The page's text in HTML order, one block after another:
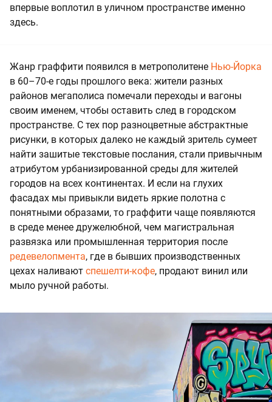
впервые воплотил в уличном пространстве именно
здесь.
Жанр граффити появился в метрополитене Нью-Йорка
в 60–70-е годы прошлого века: жители разных
районов мегаполиса помечали переходы и вагоны
своим именем, чтобы оставить след в городском
пространстве. С тех пор разноцветные абстрактные
рисунки, в которых далеко не каждый зритель сумеет
найти зашитые текстовые послания, стали привычным
атрибутом урбанизированной среды для жителей
городов на всех континентах. И если на глухих
фасадах мы привыкли видеть яркие полотна с
понятными образами, то граффити чаще появляются
в среде менее дружелюбной, чем магистральная
развязка или промышленная территория после
редевелопмента, где в бывших производственных
цехах наливают спешелти-кофе, продают винил или
мыло ручной работы.